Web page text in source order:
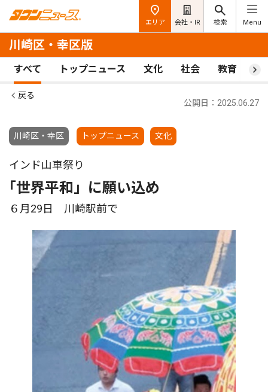
エリア 会社・IR 検索 Menu
川崎区・幸区版
すべて トップニュース 文化 社会 教育 ス
戻る
川崎区・幸区 トップニュース 文化
公開日：2025.06.27
インド山車祭り
｢世界平和」に願い込め
６月29日 川崎駅前で